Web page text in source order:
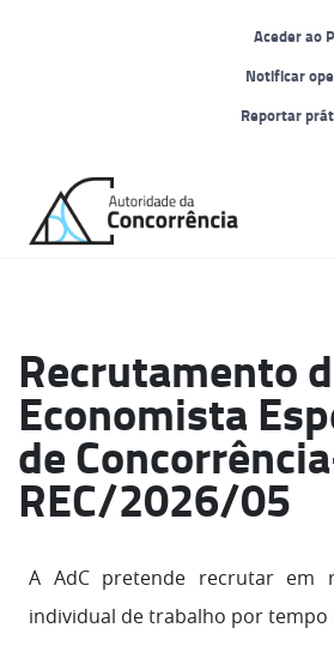
Aceder ao
Notificar
Reportar
home
Recrutamento
Economista
de
REC/2026/05
A AdC pretende recrutar em
individual de trabalho por